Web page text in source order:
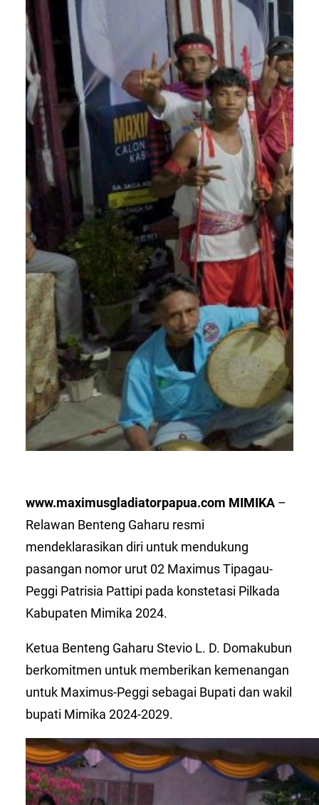
www.maximusgladiatorpapua.com MIMIKA –
Relawan Benteng Gaharu resmi
mendeklarasikan diri untuk mendukung
pasangan nomor urut 02 Maximus Tipagau-
Peggi Patrisia Pattipi pada konstetasi Pilkada
Kabupaten Mimika 2024.
Ketua Benteng Gaharu Stevio L. D. Domakubun
berkomitmen untuk memberikan kemenangan
untuk Maximus-Peggi sebagai Bupati dan wakil
bupati Mimika 2024-2029.